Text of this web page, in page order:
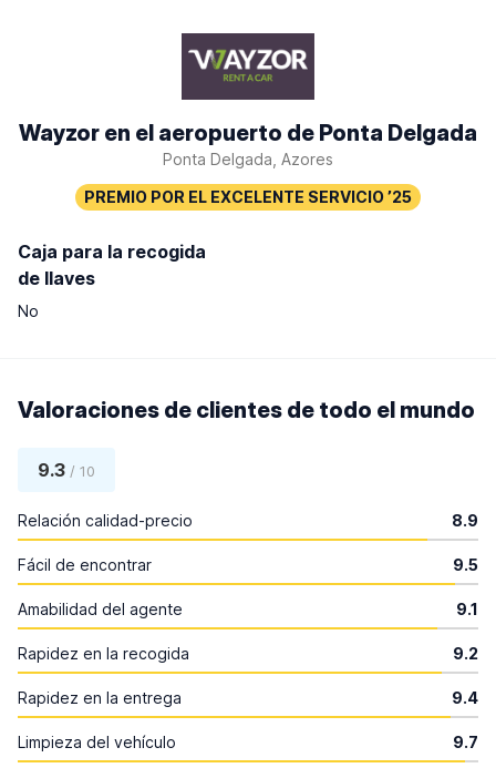
Wayzor en el aeropuerto de Ponta Delgada
Ponta Delgada, Azores
Caja para la recogida
de llaves
No
Valoraciones de clientes de todo el mundo
9.3 / 10
Relación calidad-precio 8.9
Fácil de encontrar 9.5
Amabilidad del agente 9.1
Rapidez en la recogida 9.2
Rapidez en la entrega 9.4
Limpieza del vehículo 9.7